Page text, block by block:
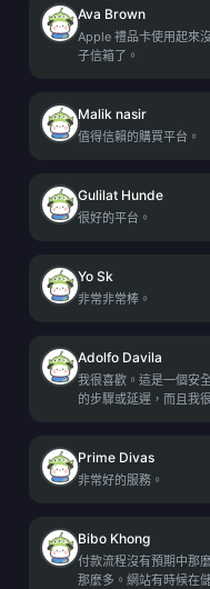
Ava Brown
Apple 禮品卡使用起來
子信箱了。
Malik nasir
值得信賴的購買平台。
Gulilat Hunde
很好的平台。
Yo Sk
非常非常棒。
Adolfo Davila
我很喜歡。這是一個安
的步驟或延遲，而且我
Prime Divas
非常好的服務。
Bibo Khong
付款流程沒有預期中那
那麼多。網站有時候在